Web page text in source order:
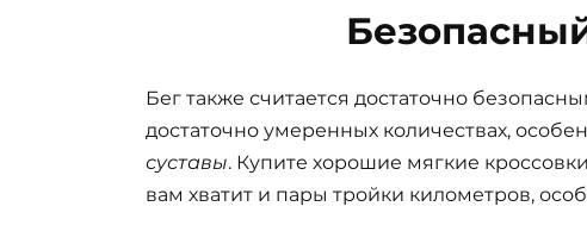
Бег также считается достаточно
достаточно умеренных количествах,
суставы. Купите хорошие мягкие
вам хватит и пары тройки километров,